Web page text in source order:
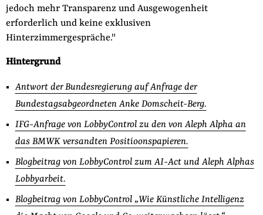
jedoch mehr Transparenz und Ausgewogenheit
erforderlich und keine exklusiven
Hinterzimmergespräche."
Hintergrund
Antwort der Bundesregierung auf Anfrage der
Bundestagsabgeordneten Anke Domscheit-Berg.
IFG-Anfrage von LobbyControl zu den von Aleph Alpha an
das BMWK versandten Positioonspapieren.
Blogbeitrag von LobbyControl zum AI-Act und Aleph Alphas
Lobbyarbeit.
Blogbeitrag von LobbyControl „Wie Künstliche Intelligenz